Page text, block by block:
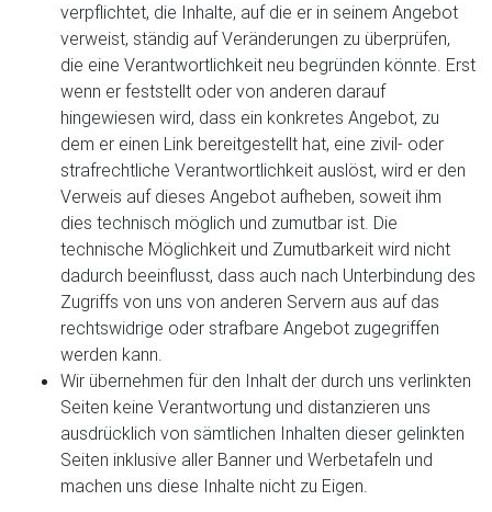
verpflichtet, die Inhalte, auf die er in seinem Angebot
verweist, ständig auf Veränderungen zu überprüfen,
die eine Verantwortlichkeit neu begründen könnte. Erst
wenn er feststellt oder von anderen darauf
hingewiesen wird, dass ein konkretes Angebot, zu
dem er einen Link bereitgestellt hat, eine zivil- oder
strafrechtliche Verantwortlichkeit auslöst, wird er den
Verweis auf dieses Angebot aufheben, soweit ihm
dies technisch möglich und zumutbar ist. Die
technische Möglichkeit und Zumutbarkeit wird nicht
dadurch beeinflusst, dass auch nach Unterbindung des
Zugriffs von uns von anderen Servern aus auf das
rechtswidrige oder strafbare Angebot zugegriffen
werden kann.
Wir übernehmen für den Inhalt der durch uns verlinkten
Seiten keine Verantwortung und distanzieren uns
ausdrücklich von sämtlichen Inhalten dieser gelinkten
Seiten inklusive aller Banner und Werbetafeln und
machen uns diese Inhalte nicht zu Eigen.